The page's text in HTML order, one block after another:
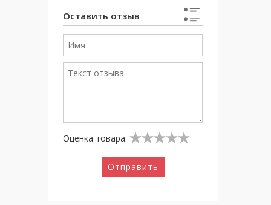
Оставить отзыв
Оценка товара:
Отправить